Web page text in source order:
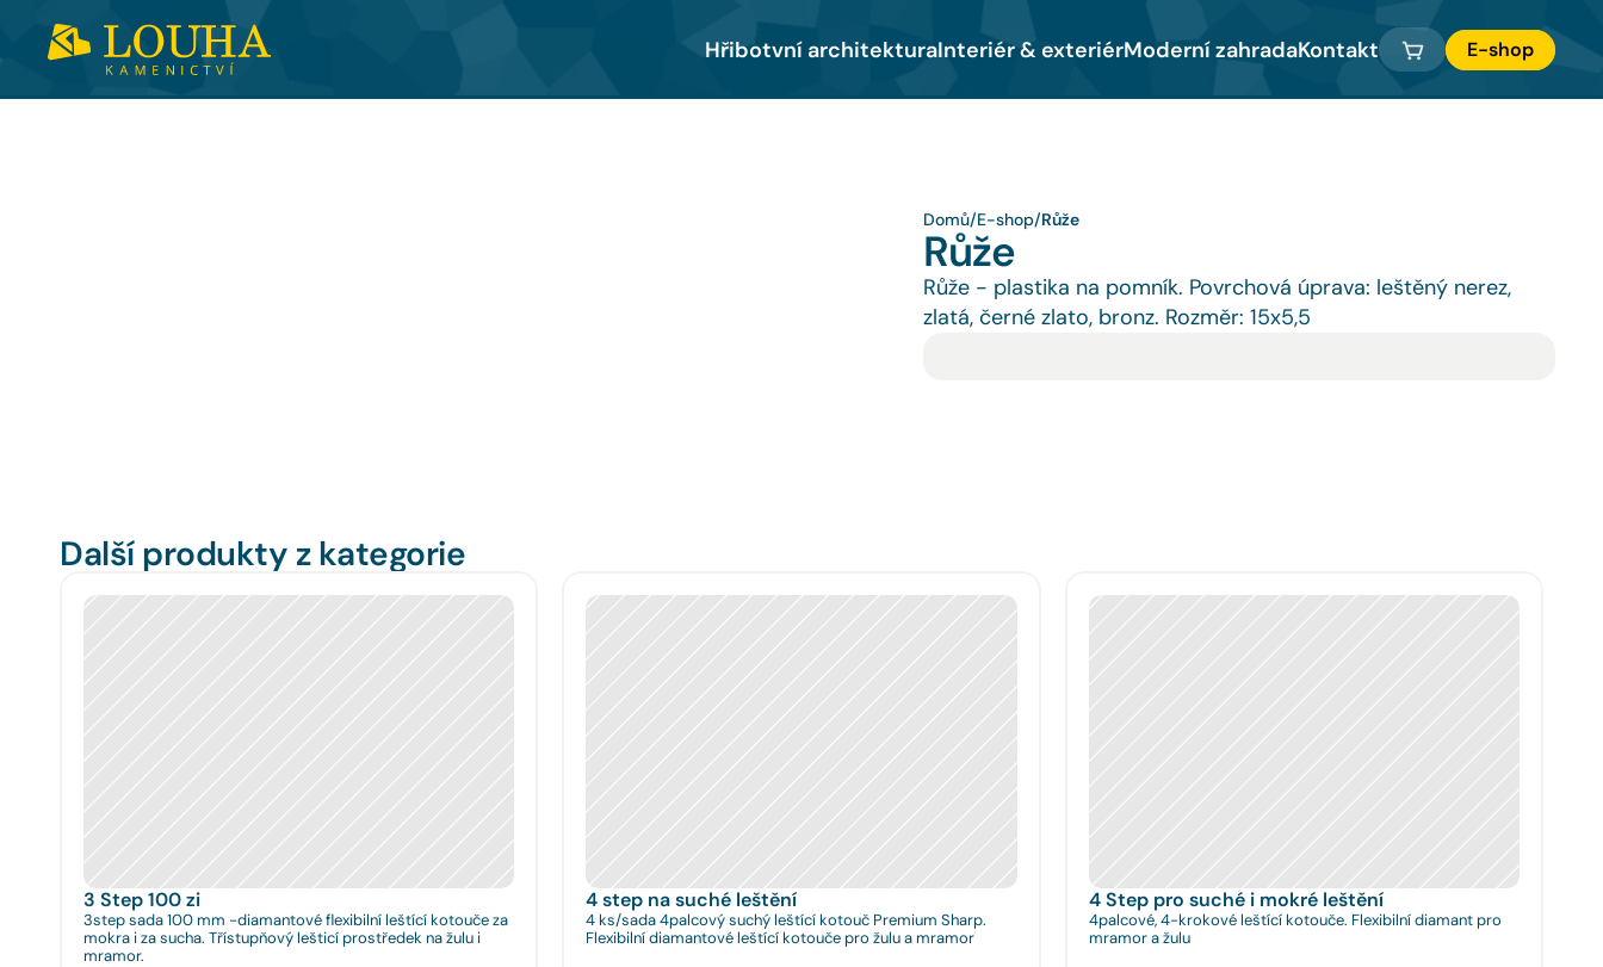
Hřibotvní architekturaInteriér & exteriérModerní zahradaKontakt E-shop
Domů/E-shop/Růže
Růže
Růže - plastika na pomník. Povrchová úprava: leštěný nerez,
zlatá, černé zlato, bronz. Rozměr: 15x5,5
Další produkty z kategorie
3 Step 100 zi
3step sada 100 mm -diamantové flexibilní leštící kotouče za
mokra i za sucha. Třístupňový lešticí prostředek na žulu i
mramor.
4 step na suché leštění
4 ks/sada 4palcový suchý leštící kotouč Premium Sharp.
Flexibilní diamantové leštící kotouče pro žulu a mramor
4 Step pro suché i mokré leštění
4palcové, 4-krokové leštící kotouče. Flexibilní diamant pro
mramor a žulu